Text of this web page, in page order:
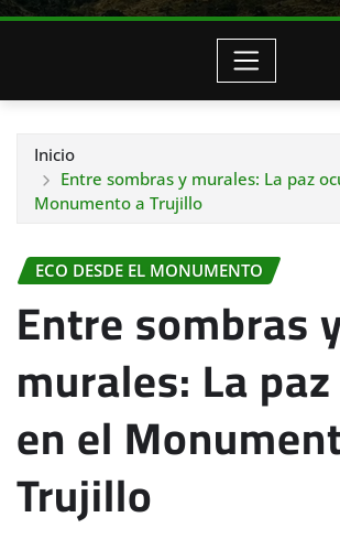
Inicio
Entre sombras y murales: La paz
Monumento a Trujillo
ECO DESDE EL MONUMENTO
Entre sombras
murales: La
en el
Trujillo